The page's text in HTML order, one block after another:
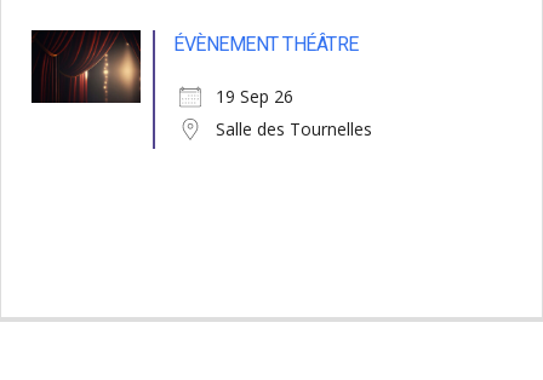
ÉVÈNEMENT THÉÂTRE
19 Sep 26
Salle des Tournelles